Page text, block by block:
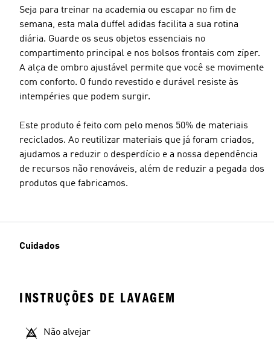
Seja para treinar na academia ou escapar no fim de
semana, esta mala duffel adidas facilita a sua rotina
diária. Guarde os seus objetos essenciais no
compartimento principal e nos bolsos frontais com zíper.
A alça de ombro ajustável permite que você se movimente
com conforto. O fundo revestido e durável resiste às
intempéries que podem surgir.
Este produto é feito com pelo menos 50% de materiais
reciclados. Ao reutilizar materiais que já foram criados,
ajudamos a reduzir o desperdício e a nossa dependência
de recursos não renováveis, além de reduzir a pegada dos
produtos que fabricamos.
Cuidados
INSTRUÇÕES DE LAVAGEM
Não alvejar